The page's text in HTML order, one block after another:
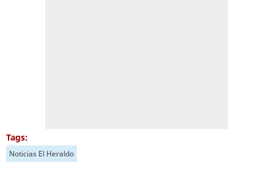
Tags:
Noticias El Heraldo